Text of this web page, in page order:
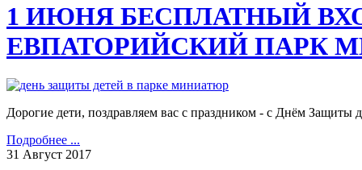
1 ИЮНЯ БЕСПЛАТНЫЙ
ЕВПАТОРИЙСКИЙ ПАРК
Дорогие дети, поздравляем вас с праздником - с Днём Защиты
Подробнее ...
31 Август 2017